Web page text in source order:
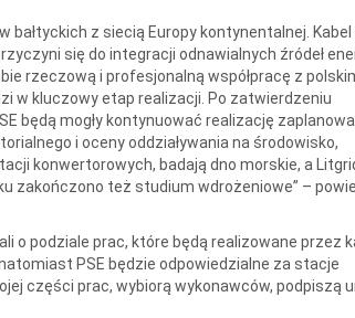
z siecią Europy kontynentalnej.
się do integracji odnawialnych źródeł
rzeczową i profesjonalną współpracę z
w kluczowy etap realizacji. Po zatwierdzeniu
będą mogły kontynuować realizację
i oceny oddziaływania na środowisko,
konwertorowych, badają dno morskie, a
zakończono też studium wdrożeniowe” –
o podziale prac, które będą realizowane przez
PSE będzie odpowiedzialne za stacje
części prac, wybiorą wykonawców, podpiszą